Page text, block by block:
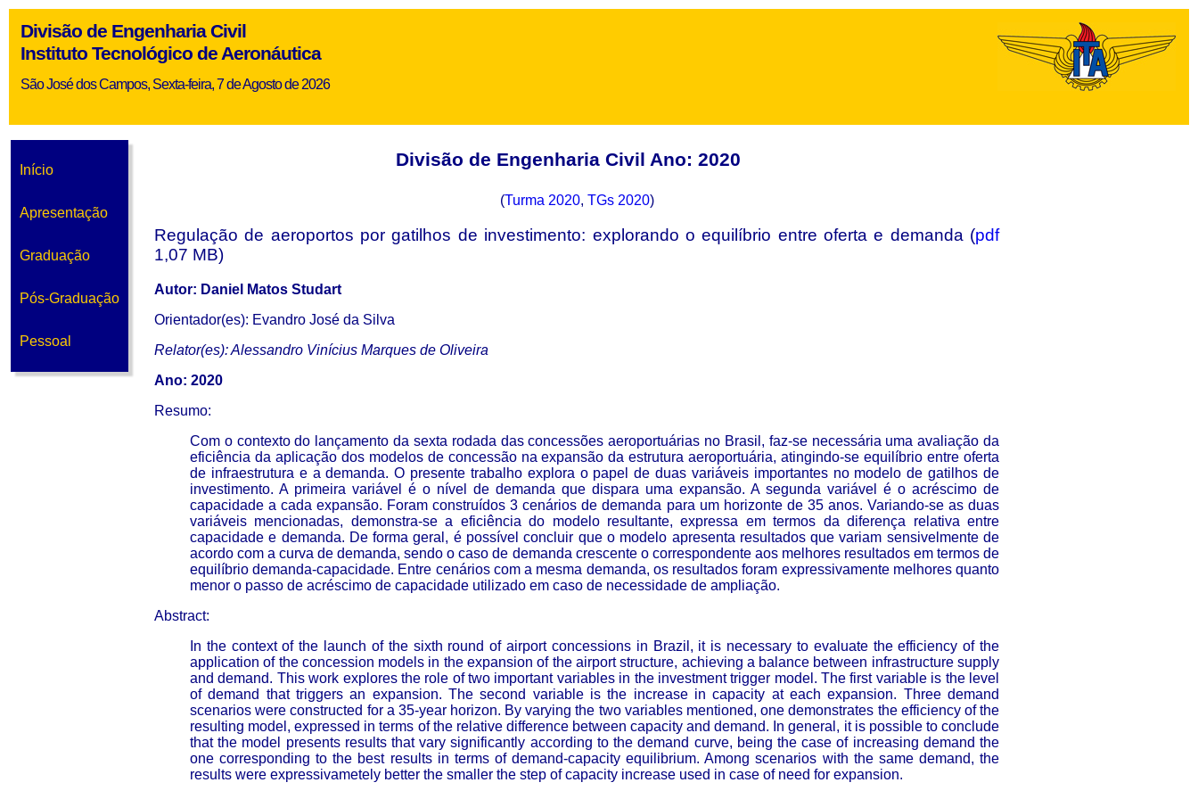
Divisão de Engenharia Civil
Instituto Tecnológico de Aeronáutica
São José dos Campos, Sexta-feira, 7 de Agosto de 2026
Início
Apresentação
Graduação
Pós-Graduação
Pessoal
Divisão de Engenharia Civil Ano: 2020
(Turma 2020, TGs 2020)
Regulação de aeroportos por gatilhos de investimento: explorando o equilíbrio entre oferta e demanda (pdf
1,07 MB)
Autor: Daniel Matos Studart
Orientador(es): Evandro José da Silva
Relator(es): Alessandro Vinícius Marques de Oliveira
Ano: 2020
Resumo:
Com o contexto do lançamento da sexta rodada das concessões aeroportuárias no Brasil, faz-se necessária uma avaliação da
eficiência da aplicação dos modelos de concessão na expansão da estrutura aeroportuária, atingindo-se equilíbrio entre oferta
de infraestrutura e a demanda. O presente trabalho explora o papel de duas variáveis importantes no modelo de gatilhos de
investimento. A primeira variável é o nível de demanda que dispara uma expansão. A segunda variável é o acréscimo de
capacidade a cada expansão. Foram construídos 3 cenários de demanda para um horizonte de 35 anos. Variando-se as duas
variáveis mencionadas, demonstra-se a eficiência do modelo resultante, expressa em termos da diferença relativa entre
capacidade e demanda. De forma geral, é possível concluir que o modelo apresenta resultados que variam sensivelmente de
acordo com a curva de demanda, sendo o caso de demanda crescente o correspondente aos melhores resultados em termos de
equilíbrio demanda-capacidade. Entre cenários com a mesma demanda, os resultados foram expressivamente melhores quanto
menor o passo de acréscimo de capacidade utilizado em caso de necessidade de ampliação.
Abstract:
In the context of the launch of the sixth round of airport concessions in Brazil, it is necessary to evaluate the efficiency of the
application of the concession models in the expansion of the airport structure, achieving a balance between infrastructure supply
and demand. This work explores the role of two important variables in the investment trigger model. The first variable is the level
of demand that triggers an expansion. The second variable is the increase in capacity at each expansion. Three demand
scenarios were constructed for a 35-year horizon. By varying the two variables mentioned, one demonstrates the efficiency of the
resulting model, expressed in terms of the relative difference between capacity and demand. In general, it is possible to conclude
that the model presents results that vary significantly according to the demand curve, being the case of increasing demand the
one corresponding to the best results in terms of demand-capacity equilibrium. Among scenarios with the same demand, the
results were expressivametely better the smaller the step of capacity increase used in case of need for expansion.